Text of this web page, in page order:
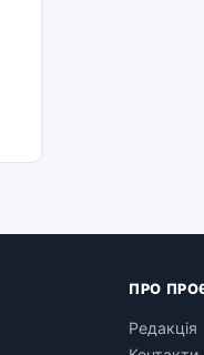
ПРО
Редакція